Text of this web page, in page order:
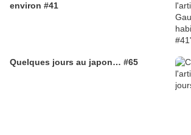
environ #41
Quelques jours au japon… #65